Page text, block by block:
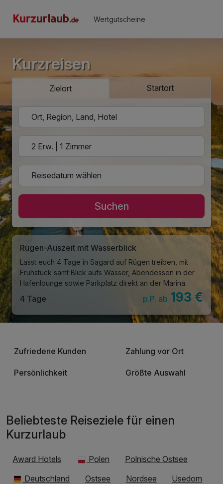
Wertgutscheine
Kurzreisen
Rügen-Auszeit mit Wasserblick
Lasst euch 4 Tage in Sagard auf Rügen treiben, mit
Frühstück samt Blick aufs Wasser, Abendessen in der
Hafenlounge sowie Parkplatz direkt an der Marina.
4 Tage p.P. ab 193 €
Zielort Startort
Suchen
Zufriedene Kunden Zahlung vor Ort
Persönlichkeit Größte Auswahl
Beliebteste Reiseziele für einen
Kurzurlaub
Award Hotels Polen
Polnische Ostsee
Deutschland
Ostsee Nordsee
Usedom